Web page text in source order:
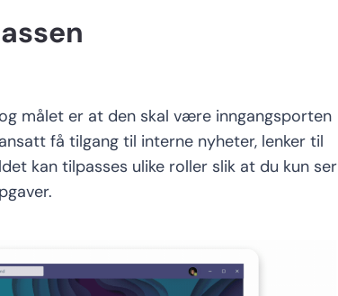
og målet er at den skal være inngangsporten
få tilgang til interne nyheter, lenker til
kan tilpasses ulike roller slik at du kun ser